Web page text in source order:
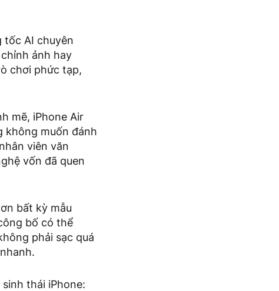
tốc AI chuyên
ảnh hay
chơi phức tạp,
mẽ, iPhone Air
không muốn đánh
viên văn
vốn đã quen
bất kỳ mẫu
bố có thể
phải sạc quá
thái iPhone: